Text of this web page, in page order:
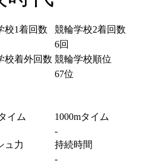
校1着回数
競輪学校2着回数
6回
校着外回数 競輪学校順位
67位
イム
1000mタイム
-
ュ力
持続時間
-